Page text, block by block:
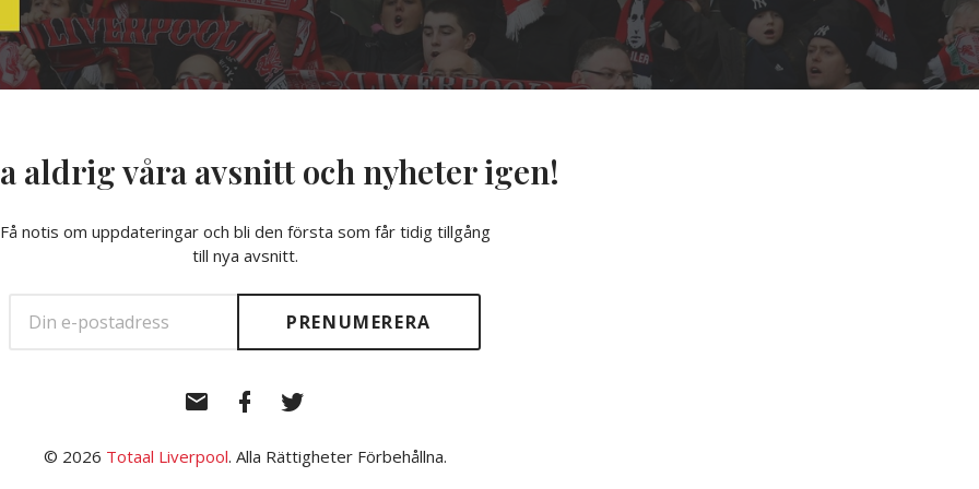
aldrig våra avsnitt och nyheter igen!
Få notis om uppdateringar och bli den första som får tidig tillgång
till nya avsnitt.
post
Facebook
© 2026 Totaal Liverpool. Alla Rättigheter Förbehållna.